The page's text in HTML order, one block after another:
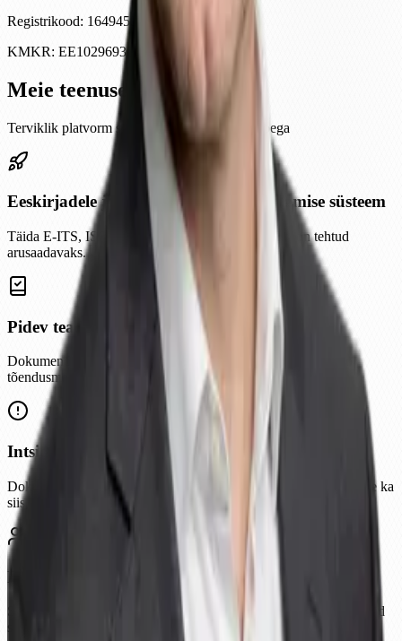
Registrikood: 16494599
KMKR: EE102969308
Meie teenused
Terviklik platvorm sertifitseeritud ekspertide toega
Eeskirjadele ja nõuetele vastavuse tagamise süsteem
Täida E-ITS, ISO 27001 jt tegevuskavad. Nõuded on tehtud
arusaadavaks.
Pidev teadlikkuse koolitus
Dokumendihaldus ja testid. Kontrolli töötajate teadmisi ja loo
tõendusmaterjal.
Intsidendi- ja kriisihaldus
Dokumenteeritud reageerimine. SMS-kriisiteavitus tagab suhtluse ka
siis, kui muu ei tööta.
Ekspertide kaasamine
Seadistame kõik Sinu eest. Audiitorite loodud süsteem. Säästa kuid
seadistusaega.